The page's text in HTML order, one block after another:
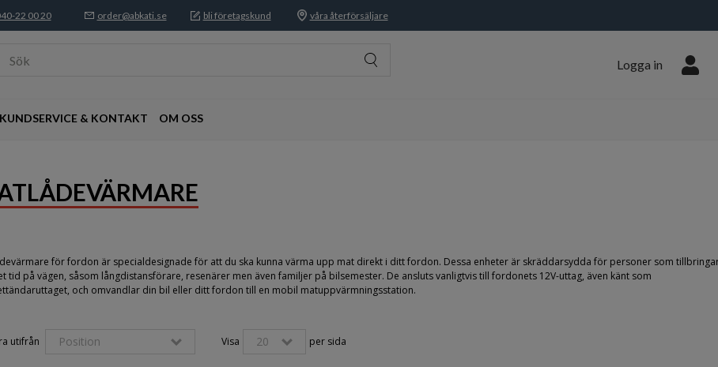
22 00 20 order@abkati.se bli företagskund våra återförsäljare
Sök Logga in
KUNDSERVICE & KONTAKT OM OSS
för fordon är specialdesignade för att du ska kunna värma upp mat direkt i ditt fordon. Dessa enheter är skräddarsydda för personer som
tid på vägen, såsom långdistansförare, resenärer men även familjer på bilsemester. De ansluts vanligtvis till fordonets 12V-uttag, även känt som
och omvandlar din bil eller ditt fordon till en mobil matuppvärmningsstation.
utifrån Position Visa 20 per sida